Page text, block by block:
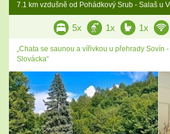
7.1 km vzdušně od Pohádkový Srub - Salaš u
5x 1x 1x
„Chata se saunou a vířivkou u přehrady Sovín
Slovácka“